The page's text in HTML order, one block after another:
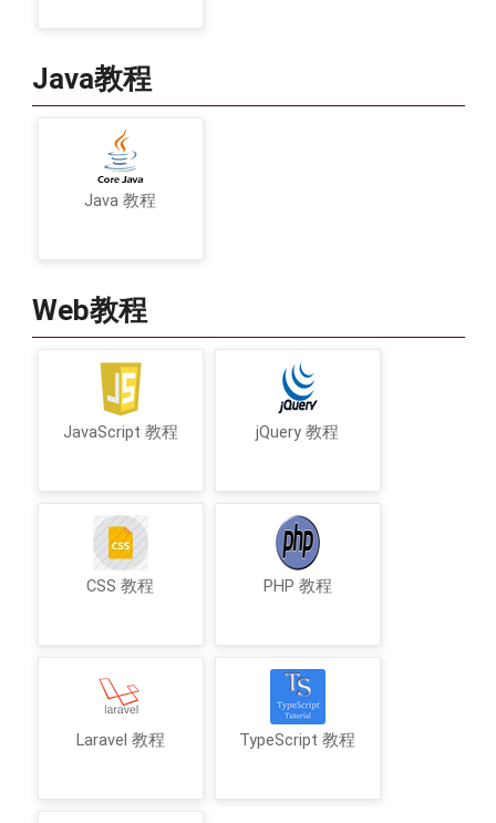
Java教程
Java 教程
Web教程
JavaScript 教程 jQuery 教程
CSS 教程 PHP 教程
Laravel 教程 TypeScript 教程